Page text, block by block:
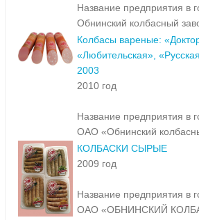
Название предприятия в
Обнинский колбасный
Колбасы вареные:
«Любительская»,
2003
2010 год
Название предприятия в
ОАО «Обнинский
КОЛБАСКИ СЫРЫЕ
2009 год
Название предприятия в
ОАО «ОБНИНСКИЙ